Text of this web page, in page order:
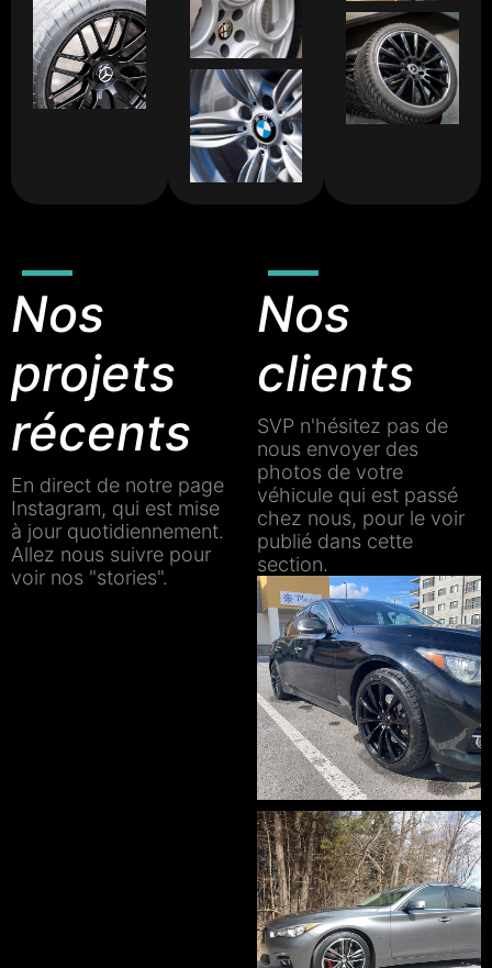
Nos
projets
récents
En direct de notre page
Instagram, qui est mise
à jour quotidiennement.
Allez nous suivre pour
voir nos "stories".
Nos
clients
SVP n'hésitez pas de
nous envoyer des
photos de votre
véhicule qui est passé
chez nous, pour le voir
publié dans cette
section.